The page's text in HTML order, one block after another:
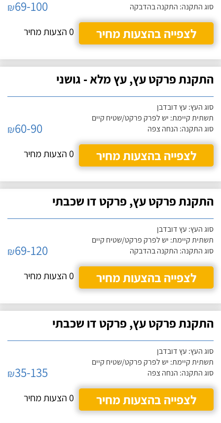
סוג התקנה: התקנה בהדבקה
₪69-100
לצפייה בהצעות מחיר
0 הצעות מחיר
התקנת פרקט עץ, עץ מלא - גושני
סוג העץ: עץ דובדבן
תשתית קיימת: יש לפרק פרקט/שטיח קיים
סוג התקנה: הנחה צפה
₪60-90
לצפייה בהצעות מחיר
0 הצעות מחיר
התקנת פרקט עץ, פרקט דו שכבתי
סוג העץ: עץ דובדבן
תשתית קיימת: יש לפרק פרקט/שטיח קיים
סוג התקנה: התקנה בהדבקה
₪69-120
לצפייה בהצעות מחיר
0 הצעות מחיר
התקנת פרקט עץ, פרקט דו שכבתי
סוג העץ: עץ דובדבן
תשתית קיימת: יש לפרק פרקט/שטיח קיים
סוג התקנה: הנחה צפה
₪35-135
לצפייה בהצעות מחיר
0 הצעות מחיר